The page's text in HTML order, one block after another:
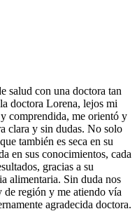
salud con una doctora tan
doctora Lorena, lejos mi
comprendida, me orientó y
clara y sin dudas. No solo
también es seca en su
en sus conocimientos, cada
gracias a su
alimentaria. Sin duda nos
de región y me atiendo vía
agradecida doctora.